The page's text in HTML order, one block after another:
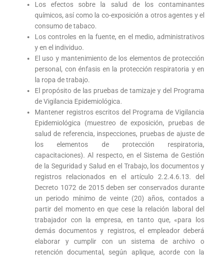
Los efectos sobre la salud de los contaminantes
químicos, así como la co-exposición a otros agentes y el
consumo de tabaco.
Los controles en la fuente, en el medio, administrativos
y en el individuo.
El uso y mantenimiento de los elementos de protección
personal, con énfasis en la protección respiratoria y en
la ropa de trabajo.
El propósito de las pruebas de tamizaje y del Programa
de Vigilancia Epidemiológica.
Mantener registros escritos del Programa de Vigilancia
Epidemiológica (muestreo de exposición, pruebas de
salud de referencia, inspecciones, pruebas de ajuste de
los elementos de protección respiratoria,
capacitaciones). Al respecto, en el Sistema de Gestión
de la Seguridad y Salud en el Trabajo, los documentos y
registros relacionados en el artículo 2.2.4.6.13. del
Decreto 1072 de 2015 deben ser conservados durante
un periodo mínimo de veinte (20) años, contados a
partir del momento en que cese la relación laboral del
trabajador con la empresa, en tanto que, «para los
demás documentos y registros, el empleador deberá
elaborar y cumplir con un sistema de archivo o
retención documental, según aplique, acorde con la